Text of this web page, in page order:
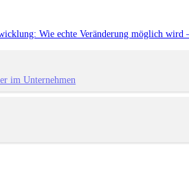
Wie echte Veränderung möglich wird
im Unternehmen